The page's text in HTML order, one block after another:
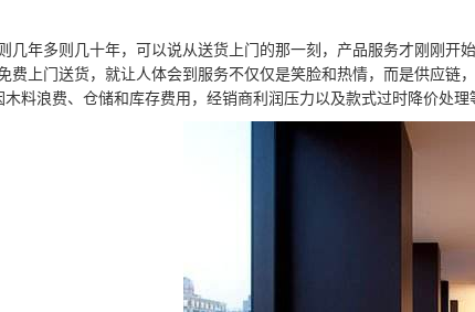
几年多则几十年，可以说从送货上门的那一刻，产品服务才刚刚
费上门送货，就让人体会到服务不仅仅是笑脸和热情，而是供应
料浪费、仓储和库存费用，经销商利润压力以及款式过时降价处理